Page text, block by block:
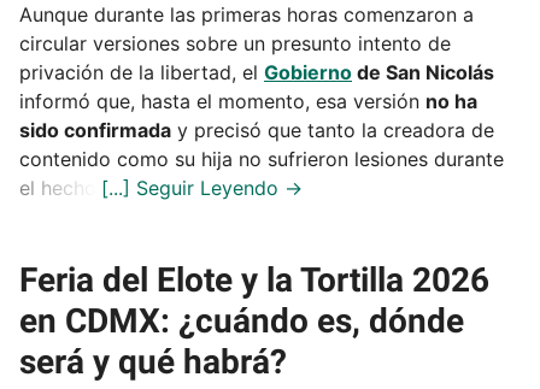
Aunque durante las primeras horas comenzaron a
circular versiones sobre un presunto intento de
privación de la libertad, el Gobierno de San Nicolás
informó que, hasta el momento, esa versión no ha
sido confirmada y precisó que tanto la creadora de
contenido como su hija no sufrieron lesiones durante
el hecho.
Feria del Elote y la Tortilla 2026
en CDMX: ¿cuándo es, dónde
será y qué habrá?